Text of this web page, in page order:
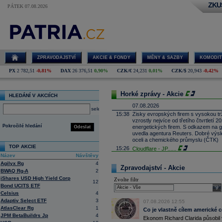
PÁTEK 07.08.2026
ZPRAVODAJSTVÍ AKCIE & FONDY MĚNY & SAZBY
PX 2 782,51 -0,81% DAX 26 376,51 0,90% CZK/€ 24,231 0,01% CZK/$ 20,943 -0,42%
HLEDÁNÍ V AKCIÍCH
select
Odeslat
Pokročilé hledání
TOP AKCIE
Název
Návštěvy
Agilyx Rg
4
BWAQ Rg-A
2
iShares USD High Yield Corp
Bond UCITS ETF
12
Celsius
4
Adaptiv Select ETF
3
AtlasClear Rg
1
JPM BetaBuildrs Jp
4
Horké zprávy - Akcie
07.08.2026
15:38 Zisky evropských firem s vysokou
vzrostly nejvíce od třetího čtvrtletí
energetických firem. S odkazem na
uvedla agentura Reuters. Dobré
oceli a chemického průmyslu (ČTK)
15:26 Cloudflare - JP......
14:49 Airbnb -JP Mor......
14:24
13:59 DHL - Bernstein...
13:44 BAE Systems - M...
13:04 Jedna z největších světových
procent v novém provozovateli
Nový společný podnik založí s
Zpravodajství - Akcie
Zvolte filtr
07.08.2026 12:55
Co je vlastně cílem americké
Ekonom Richard Clarida